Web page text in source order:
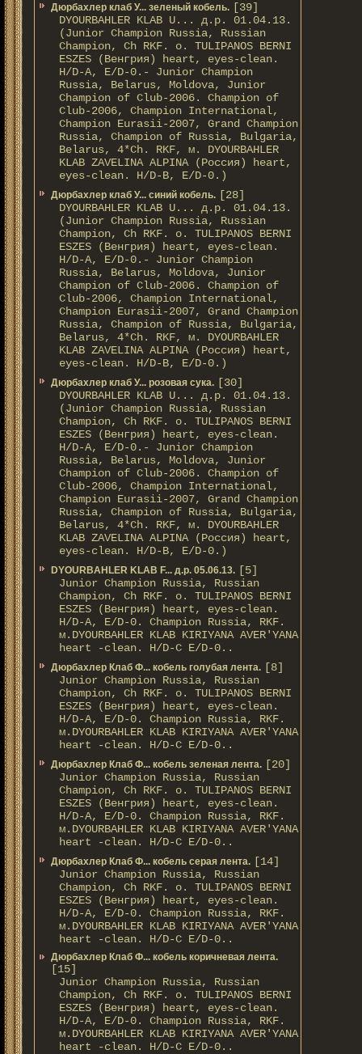
Дюрбахлер клаб У... зеленый кобель. [39]
DYOURBAHLER KLAB U... д.р. 01.04.13.
(Junior Champion Russia, Russian
Champion, Ch RKF. о. TULIPANOS BERNI
ESZES (Венгрия) heart, eyes-clean.
H/D-A, E/D-0.- Junior Champion
Russia, Belarus, Moldova, Junior
Champion of Club-2006. Champion of
Club-2006, Champion International,
Champion Eurasii-2007, Grand Champion
Russia, Champion of Russia, Bulgaria,
Belarus, 4*Ch. RKF, м. DYOURBAHLER
KLAB ZAVELINA ALPINA (Россия) heart,
eyes-clean. H/D-В, E/D-0.)
Дюрбахлер клаб У... синий кобель. [28]
DYOURBAHLER KLAB U... д.р. 01.04.13.
(Junior Champion Russia, Russian
Champion, Ch RKF. о. TULIPANOS BERNI
ESZES (Венгрия) heart, eyes-clean.
H/D-A, E/D-0.- Junior Champion
Russia, Belarus, Moldova, Junior
Champion of Club-2006. Champion of
Club-2006, Champion International,
Champion Eurasii-2007, Grand Champion
Russia, Champion of Russia, Bulgaria,
Belarus, 4*Ch. RKF, м. DYOURBAHLER
KLAB ZAVELINA ALPINA (Россия) heart,
eyes-clean. H/D-В, E/D-0.)
Дюрбахлер клаб У... розовая сука. [30]
DYOURBAHLER KLAB U... д.р. 01.04.13.
(Junior Champion Russia, Russian
Champion, Ch RKF. о. TULIPANOS BERNI
ESZES (Венгрия) heart, eyes-clean.
H/D-A, E/D-0.- Junior Champion
Russia, Belarus, Moldova, Junior
Champion of Club-2006. Champion of
Club-2006, Champion International,
Champion Eurasii-2007, Grand Champion
Russia, Champion of Russia, Bulgaria,
Belarus, 4*Ch. RKF, м. DYOURBAHLER
KLAB ZAVELINA ALPINA (Россия) heart,
eyes-clean. H/D-В, E/D-0.)
DYOURBAHLER KLAB F... д.р. 05.06.13. [5]
Junior Champion Russia, Russian
Champion, Ch RKF. о. TULIPANOS BERNI
ESZES (Венгрия) heart, eyes-clean.
H/D-A, E/D-0. Champion Russia, RKF.
м.DYOURBAHLER KLAB KIRIYANA AVER'YANA
heart -clean. H/D-С E/D-0..
Дюрбахлер Клаб Ф... кобель голубая лента. [8]
Junior Champion Russia, Russian
Champion, Ch RKF. о. TULIPANOS BERNI
ESZES (Венгрия) heart, eyes-clean.
H/D-A, E/D-0. Champion Russia, RKF.
м.DYOURBAHLER KLAB KIRIYANA AVER'YANA
heart -clean. H/D-С E/D-0..
Дюрбахлер Клаб Ф... кобель зеленая лента. [20]
Junior Champion Russia, Russian
Champion, Ch RKF. о. TULIPANOS BERNI
ESZES (Венгрия) heart, eyes-clean.
H/D-A, E/D-0. Champion Russia, RKF.
м.DYOURBAHLER KLAB KIRIYANA AVER'YANA
heart -clean. H/D-С E/D-0..
Дюрбахлер Клаб Ф... кобель серая лента. [14]
Junior Champion Russia, Russian
Champion, Ch RKF. о. TULIPANOS BERNI
ESZES (Венгрия) heart, eyes-clean.
H/D-A, E/D-0. Champion Russia, RKF.
м.DYOURBAHLER KLAB KIRIYANA AVER'YANA
heart -clean. H/D-С E/D-0..
Дюрбахлер Клаб Ф... кобель коричневая лента.
[15]
Junior Champion Russia, Russian
Champion, Ch RKF. о. TULIPANOS BERNI
ESZES (Венгрия) heart, eyes-clean.
H/D-A, E/D-0. Champion Russia, RKF.
м.DYOURBAHLER KLAB KIRIYANA AVER'YANA
heart -clean. H/D-С E/D-0..